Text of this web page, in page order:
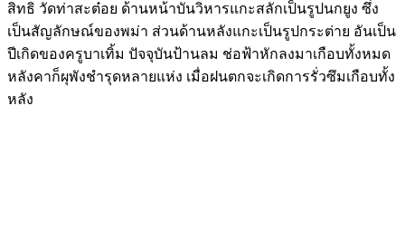
สิทธิ วัดท่าสะต๋อย ด้านหน้าบันวิหารแกะสลักเป็นรูปนกยูง ซึ่ง
เป็นสัญลักษณ์ของพม่า ส่วนด้านหลังแกะเป็นรูปกระต่าย อันเป็น
ปีเกิดของครูบาเทิ้ม ปัจจุบันป้านลม ช่อฟ้าหักลงมาเกือบทั้งหมด
หลังคาก็ผุพังชำรุดหลายแห่ง เมื่อฝนตกจะเกิดการรั่วซึมเกือบทั้ง
หลัง